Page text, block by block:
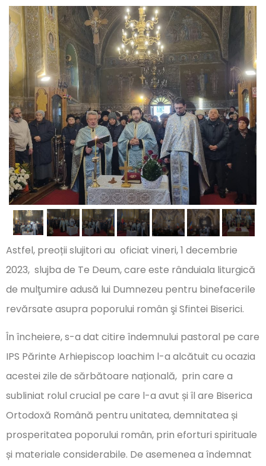
Astfel, preoții slujitori au oficiat vineri, 1 decembrie
2023, slujba de Te Deum, care este rânduiala liturgică
de mulţumire adusă lui Dumnezeu pentru binefacerile
revărsate asupra poporului român şi Sfintei Biserici.
În încheiere, s-a dat citire îndemnului pastoral pe care
IPS Părinte Arhiepiscop Ioachim l-a alcătuit cu ocazia
acestei zile de sărbătoare națională, prin care a
subliniat rolul crucial pe care l-a avut și îl are Biserica
Ortodoxă Română pentru unitatea, demnitatea și
prosperitatea poporului român, prin eforturi spirituale
și materiale considerabile. De asemenea a îndemnat